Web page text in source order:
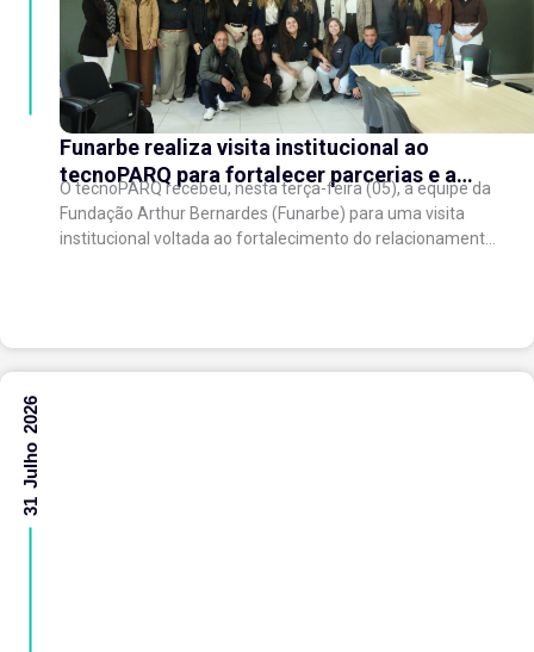
Funarbe realiza visita institucional ao
tecnoPARQ para fortalecer parcerias e a
gestão da inovação
O tecnoPARQ recebeu, nesta terça-feira (05), a equipe da
Fundação Arthur Bernardes (Funarbe) para uma visita
institucional voltada ao fortalecimento do relacionamento
31 Julho 2026